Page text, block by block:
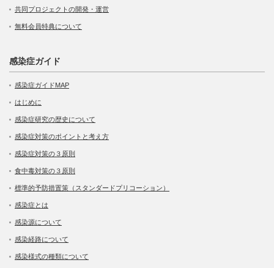
共同プロジェクトの開発・運営
無料会員特典について
感染症ガイド
感染症ガイドMAP
はじめに
感染症研究の歴史について
感染症対策のポイントと考え方
感染症対策の３原則
食中毒対策の３原則
標準的予防措置策（スタンダードプリコーション）
感染症とは
感染源について
感染経路について
感染様式の種類について